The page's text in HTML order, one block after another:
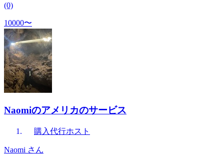
(0)
10000〜
Naomiのアメリカのサービス
購入代行ホスト
Naomi さん